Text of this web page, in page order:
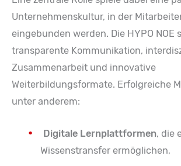
Unternehmenskultur, in der
eingebunden werden. Die HYPO NOE
transparente Kommunikation,
Zusammenarbeit und innovative
Weiterbildungsformate. Erfolgreiche
unter anderem:
Digitale Lernplattformen, die
Wissenstransfer ermöglichen,